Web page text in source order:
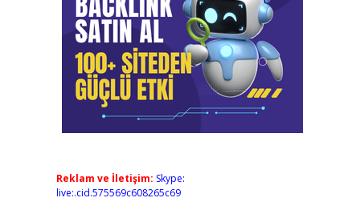
Reklam ve İletişim: Skype:
live:.cid.575569c608265c69